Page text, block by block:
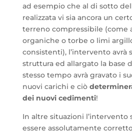
ad esempio che al di sotto
realizzata vi sia ancora un
terreno compressibile (come
organiche o torbe o limi
consistenti), l’intervento avrà
struttura ed allargato la base
stesso tempo avrà gravato i
nuovi carichi e ciò
dei nuovi cedimenti!
In altre situazioni l’intervento
essere assolutamente